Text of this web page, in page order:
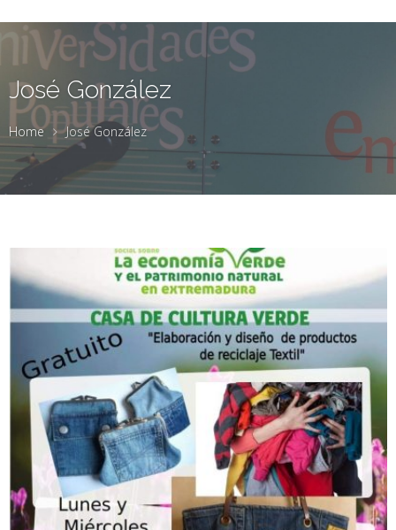
José González
Home José González